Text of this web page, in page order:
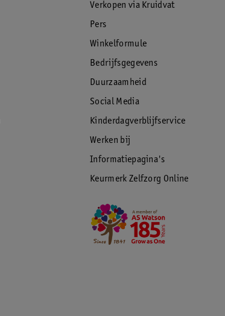
Verkopen via Kruidvat
Pers
Winkelformule
Bedrijfsgegevens
Duurzaamheid
Social Media
Kinderdagverblijfservice
Werken bij
Informatiepagina's
Keurmerk Zelfzorg Online